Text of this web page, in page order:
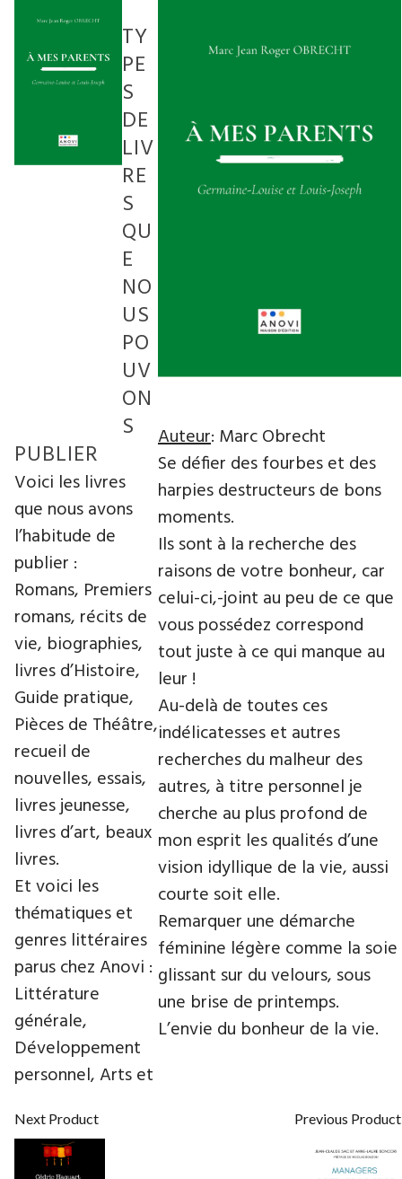
Auteur: Marc Obrecht
Se défier des fourbes et des
harpies destructeurs de bons
moments.
Ils sont à la recherche des
raisons de votre bonheur, car
celui-ci,-joint au peu de ce que
vous possédez correspond
tout juste à ce qui manque au
leur !
Au-delà de toutes ces
indélicatesses et autres
recherches du malheur des
autres, à titre personnel je
cherche au plus profond de
mon esprit les qualités d’une
vision idyllique de la vie, aussi
courte soit elle.
Remarquer une démarche
féminine légère comme la soie
glissant sur du velours, sous
une brise de printemps.
L’envie du bonheur de la vie.
Next Product Previous Product
TY
PE
S
DE
LIV
RE
S
QU
E
NO
US
PO
UV
ON
S
PUBLIER
Voici les livres
que nous avons
l’habitude de
publier :
Romans, Premiers
romans, récits de
vie, biographies,
livres d’Histoire,
Guide pratique,
Pièces de Théâtre,
recueil de
nouvelles, essais,
livres jeunesse,
livres d’art, beaux
livres.
Et voici les
thématiques et
genres littéraires
parus chez Anovi :
Littérature
générale,
Développement
personnel, Arts et